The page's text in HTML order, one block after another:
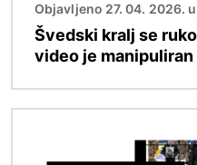
Objavljeno 27. 04. 2026.
Švedski kralj se
video je manipuliran